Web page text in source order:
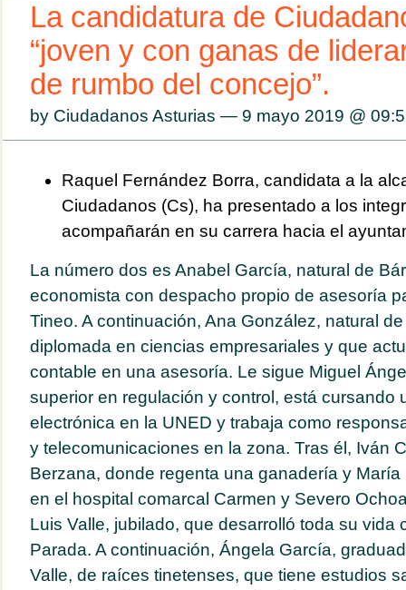
La candidatura de
“joven y con ganas de
de rumbo del concejo”.
by Ciudadanos Asturias — 9 mayo 2019 @
Raquel Fernández Borra, candidata a la
Ciudadanos (Cs), ha presentado a los
acompañarán en su carrera hacia el
La número dos es Anabel García, natural de
economista con despacho propio de asesoría
Tineo. A continuación, Ana González, natural
diplomada en ciencias empresariales y que
contable en una asesoría. Le sigue Miguel
superior en regulación y control, está cursando
electrónica en la UNED y trabaja como
y telecomunicaciones en la zona. Tras él, Iván
Berzana, donde regenta una ganadería y
en el hospital comarcal Carmen y Severo
Luis Valle, jubilado, que desarrolló toda su vida
Parada. A continuación, Ángela García,
Valle, de raíces tinetenses, que tiene estudios